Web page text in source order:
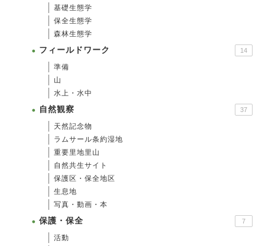
基礎生態学
保全生態学
森林生態学
フィールドワーク 14
準備
山
水上・水中
自然観察 37
天然記念物
ラムサール条約湿地
重要里地里山
自然共生サイト
保護区・保全地区
生息地
写真・動画・本
保護・保全 7
活動